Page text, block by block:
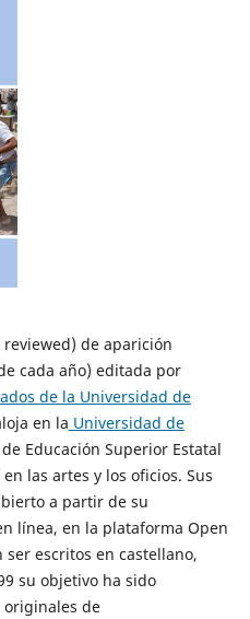
de aparición
cada año) editada por
de la Universidad de
en la Universidad de
Educación Superior Estatal
las artes y los oficios. Sus
a partir de su
línea, en la plataforma Open
ser escritos en castellano,
su objetivo ha sido
de